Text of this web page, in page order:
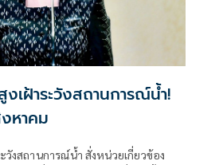
เฝ้าระวังสถานการณ์น้ำ!
หาคม
วังสถานการณ์น้ำ สั่งหน่วยเกี่ยวข้อง